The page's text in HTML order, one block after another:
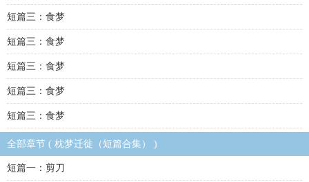
短篇三：食梦
短篇三：食梦
短篇三：食梦
短篇三：食梦
短篇三：食梦
全部章节 ( 枕梦迁徙（短篇合集） )
短篇一：剪刀